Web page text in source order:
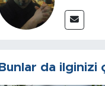
Bunlar da ilginizi